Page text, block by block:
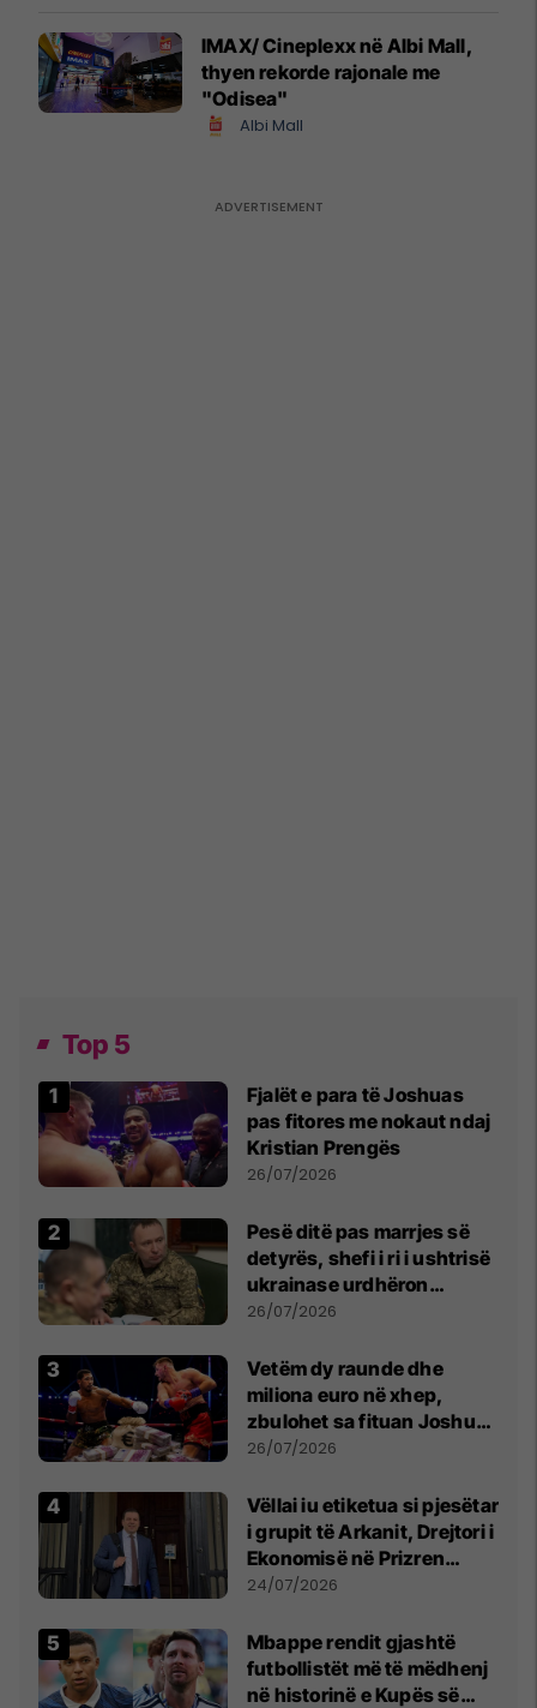
IMAX/ Cineplexx në Albi Mall,
thyen rekorde rajonale me
"Odisea"
Albi Mall
Top 5
Fjalët e para të Joshuas
pas fitores me nokaut ndaj
Kristian Prengës
26/07/2026
Pesë ditë pas marrjes së
detyrës, shefi i ri i ushtrisë
ukrainase urdhëron
kontroll të madh
26/07/2026
Vetëm dy raunde dhe
miliona euro në xhep,
zbulohet sa fituan Joshua
e Prenga
26/07/2026
Vëllai iu etiketua si pjesëtar
i grupit të Arkanit, Drejtori i
Ekonomisë në Prizren
mohon pretendimet
24/07/2026
Mbappe rendit gjashtë
futbollistët më të mëdhenj
në historinë e Kupës së